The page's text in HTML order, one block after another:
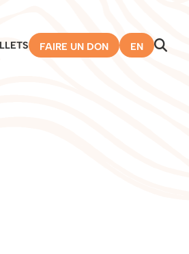
FAIRE UN DON EN